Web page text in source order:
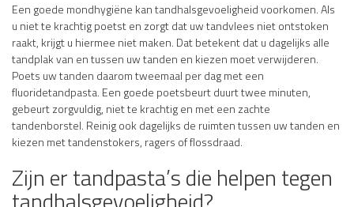
Een goede mondhygiëne kan tandhalsgevoeligheid voorkomen. Als
u niet te krachtig poetst en zorgt dat uw tandvlees niet ontstoken
raakt, krijgt u hiermee niet maken. Dat betekent dat u dagelijks alle
tandplak van en tussen uw tanden en kiezen moet verwijderen.
Poets uw tanden daarom tweemaal per dag met een
fluoridetandpasta. Een goede poetsbeurt duurt twee minuten,
gebeurt zorgvuldig, niet te krachtig en met een zachte
tandenborstel. Reinig ook dagelijks de ruimten tussen uw tanden en
kiezen met tandenstokers, ragers of flossdraad.
Zijn er tandpasta’s die helpen tegen